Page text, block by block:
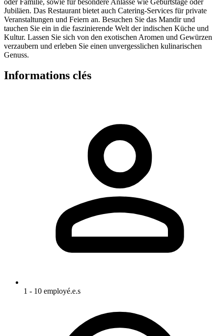
Jubiläen. Das Restaurant bietet auch Catering-Services für private
Veranstaltungen und Feiern an. Besuchen Sie das Mandir und
tauchen Sie ein in die faszinierende Welt der indischen Küche und
Kultur. Lassen Sie sich von den exotischen Aromen und Gewürzen
verzaubern und erleben Sie einen unvergesslichen kulinarischen
Genuss.
Informations clés
1 - 10 employé.e.s